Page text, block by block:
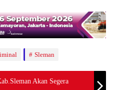
Sleman
Akan Segera